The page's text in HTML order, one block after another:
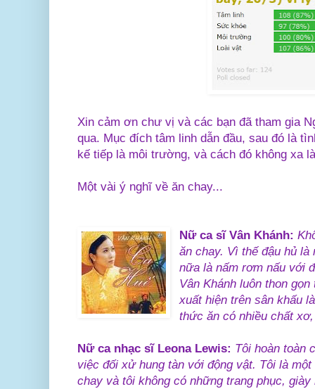
Xin cảm ơn chư vị và các bạn đã tham gia
qua. Mục đích tâm linh dẫn đầu, sau đó là
kế tiếp là môi trường, và cách đó không xa
Một vài ý nghĩ về ăn chay...
Nữ ca sĩ Vân Khánh:
ăn chay. Vì thế đậu hủ
nữa là nấm rơm nấu với
Vân Khánh luôn thon
xuất hiện trên sân khấu
thức ăn có nhiều chất
Nữ ca nhạc sĩ Leona Lewis: Tôi hoàn toàn
việc đối xử hung tàn với động vật. Tôi là
chay và tôi không có những trang phục, giày